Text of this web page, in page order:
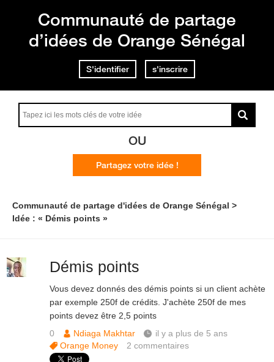
Communauté de partage
d’idées de Orange Sénégal
S'identifier s'inscrire
OU
Partagez votre idée !
Communauté de partage d'idées de Orange Sénégal
Idée : « Démis points »
Démis points
Vous devez donnés des démis points si un client achète
par exemple 250f de crédits. J'achète 250f de mes
points devez être 2,5 points
0
Ndiaga Makhtar
il y a plus de 5 ans
Orange Money
2commentaires